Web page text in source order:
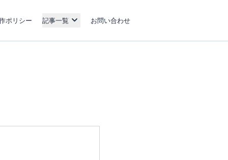
ポリシー 記事一覧 お問い合わせ